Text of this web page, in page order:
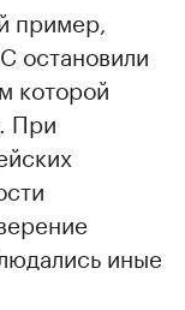
пример,
остановили
которой
При
иные